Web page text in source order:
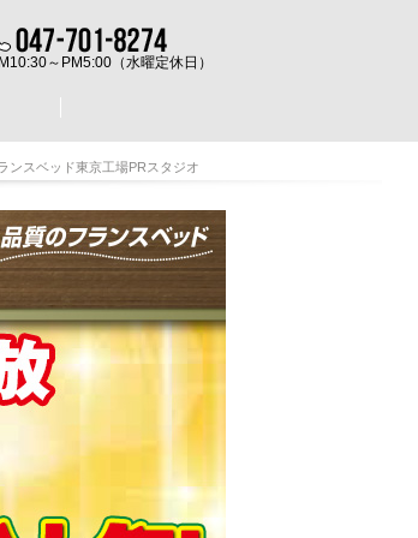
～PM5:00（水曜定休日）
ンスベッド東京工場PRスタジオ